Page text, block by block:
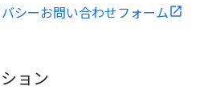
シーお問い合わせフォーム
ョン